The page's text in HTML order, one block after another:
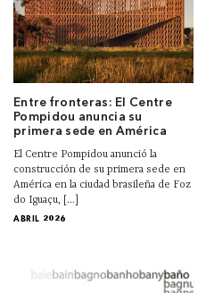
Entre fronteras: El Centre
Pompidou anuncia su
primera sede en América
El Centre Pompidou anunció la
construcción de su primera sede en
América en la ciudad brasileña de Foz
do Iguaçu, [...]
ABRIL 2026